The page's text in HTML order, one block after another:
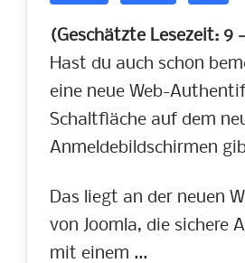
(Geschätzte Lesezeit: 9
Hast du auch schon
eine neue Web-
Schaltfläche auf dem
Anmeldebildschirmen
Das liegt an der neuen
von Joomla, die sichere
mit einem ...